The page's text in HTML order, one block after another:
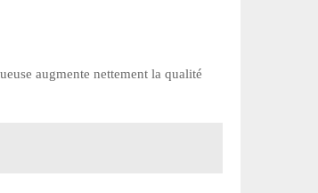
augmente nettement la qualité